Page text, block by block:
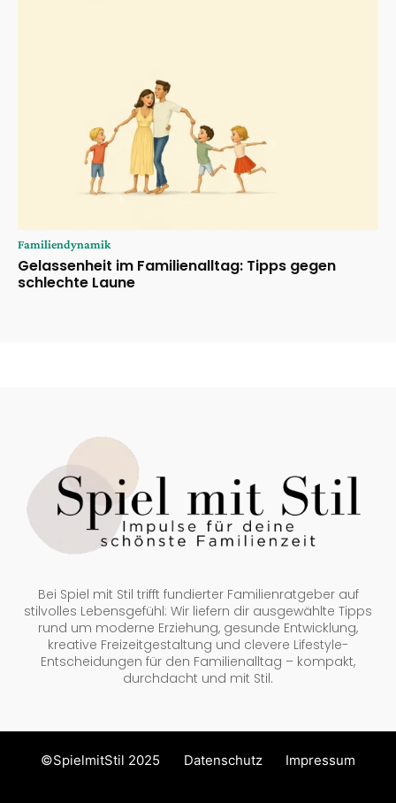
Familiendynamik
Gelassenheit im Familienalltag: Tipps gegen
schlechte Laune
Bei Spiel mit Stil trifft fundierter Familienratgeber auf
stilvolles Lebensgefühl: Wir liefern dir ausgewählte Tipps
rund um moderne Erziehung, gesunde Entwicklung,
kreative Freizeitgestaltung und clevere Lifestyle-
Entscheidungen für den Familienalltag – kompakt,
durchdacht und mit Stil.
©SpielmitStil 2025 Datenschutz Impressum